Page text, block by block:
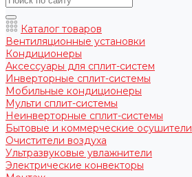
Каталог товаров
Вентиляционные установки
Кондиционеры
Аксессуары для сплит-систем
Инверторные сплит-системы
Мобильные кондиционеры
Мульти сплит-системы
Неинверторные сплит-системы
Бытовые и коммерческие осушители
Очистители воздуха
Ультразвуковые увлажнители
Электрические конвекторы